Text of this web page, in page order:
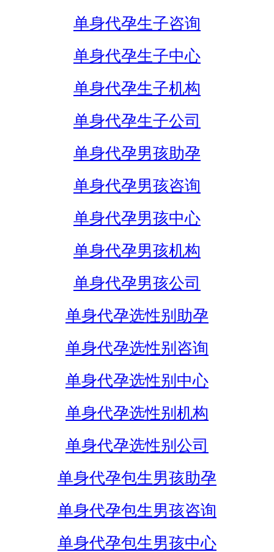
单身代孕生子咨询
单身代孕生子中心
单身代孕生子机构
单身代孕生子公司
单身代孕男孩助孕
单身代孕男孩咨询
单身代孕男孩中心
单身代孕男孩机构
单身代孕男孩公司
单身代孕选性别助孕
单身代孕选性别咨询
单身代孕选性别中心
单身代孕选性别机构
单身代孕选性别公司
单身代孕包生男孩助孕
单身代孕包生男孩咨询
单身代孕包生男孩中心